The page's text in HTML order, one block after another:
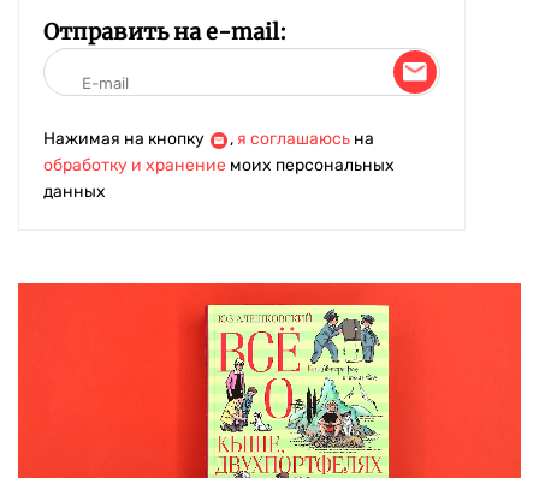
Отправить на e-mail:
Нажимая на кнопку , я соглашаюсь на
обработку и хранение моих персональных
данных